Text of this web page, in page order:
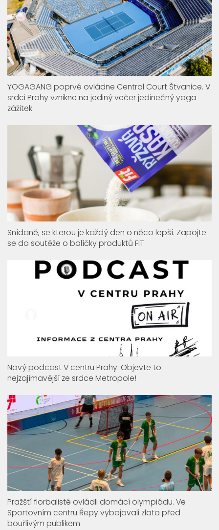
YOGAGANG poprvé ovládne Central Court Štvanice. V
srdci Prahy vznikne na jediný večer jedinečný yoga
zážitek
Snídaně, se kterou je každý den o něco lepší. Zapojte
se do soutěže o balíčky produktů FIT
Nový podcast V centru Prahy: Objevte to
nejzajímavější ze srdce Metropole!
Pražští florbalisté ovládli domácí olympiádu. Ve
Sportovním centru Řepy vybojovali zlato před
bouřlivým publikem